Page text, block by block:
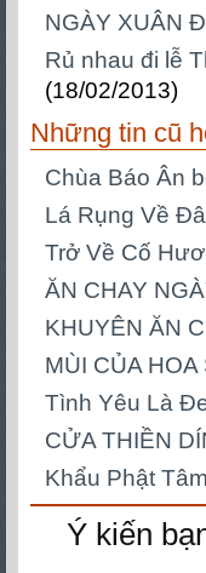
NGÀY XUÂN
Rủ nhau đi lễ
(18/02/2013)
Những tin cũ
Chùa Báo Ân
Lá Rụng Về
Trở Về Cố
ĂN CHAY
KHUYÊN ĂN
MÙI CỦA HOA
Tình Yêu Là
CỬA THIỀN
Khẩu Phật
Ý kiến